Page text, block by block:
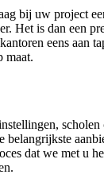
bij uw project
Het is dan een
eens aan
maat.
dat we met u